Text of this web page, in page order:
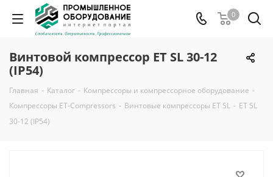
0
Винтовой компрессор ET SL 30-12
(IP54)
Главная - Каталог - Компрессоры и компрессорное оборудование -
Компрессоры ET-Compressors - Винтовые компрессоры ET SL - ET SL
30-12 (IP54)